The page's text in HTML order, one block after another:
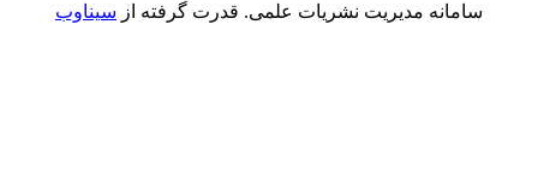
سامانه مدیریت نشریات علمی. قدرت گرفته از سیناوب